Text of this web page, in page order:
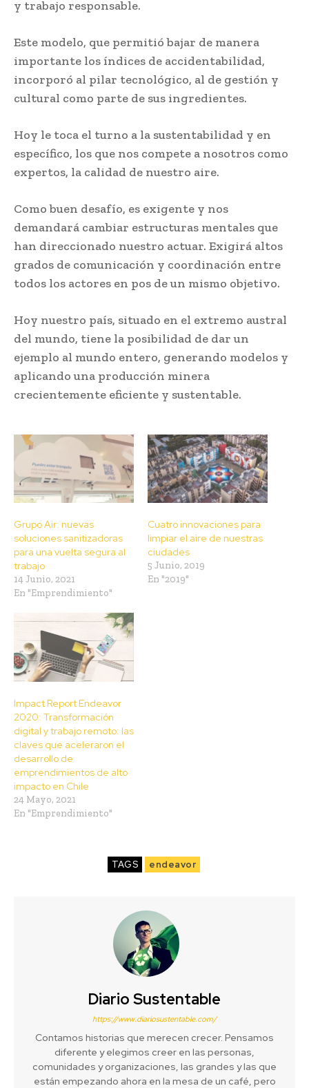
y trabajo responsable.
Este modelo, que permitió bajar de manera
importante los índices de accidentabilidad,
incorporó al pilar tecnológico, al de gestión y
cultural como parte de sus ingredientes.
Hoy le toca el turno a la sustentabilidad y en
específico, los que nos compete a nosotros como
expertos, la calidad de nuestro aire.
Como buen desafío, es exigente y nos
demandará cambiar estructuras mentales que
han direccionado nuestro actuar. Exigirá altos
grados de comunicación y coordinación entre
todos los actores en pos de un mismo objetivo.
Hoy nuestro país, situado en el extremo austral
del mundo, tiene la posibilidad de dar un
ejemplo al mundo entero, generando modelos y
aplicando una producción minera
crecientemente eficiente y sustentable.
Grupo Air: nuevas
soluciones sanitizadoras
para una vuelta segura al
trabajo
14 Junio, 2021
En "Emprendimiento"
Cuatro innovaciones para
limpiar el aire de nuestras
ciudades
5 Junio, 2019
En "2019"
Impact Report Endeavor
2020: Transformación
digital y trabajo remoto: las
claves que aceleraron el
desarrollo de
emprendimientos de alto
impacto en Chile
24 Mayo, 2021
En "Emprendimiento"
TAGS endeavor
Diario Sustentable
https://www.diariosustentable.com/
Contamos historias que merecen crecer. Pensamos
diferente y elegimos creer en las personas,
comunidades y organizaciones, las grandes y las que
están empezando ahora en la mesa de un café, pero